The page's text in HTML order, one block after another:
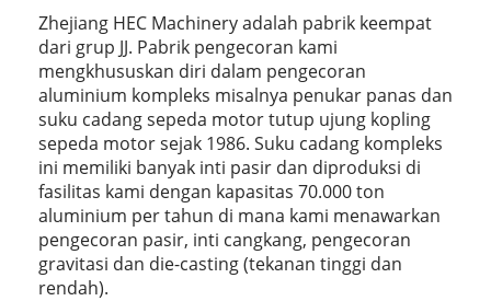
Zhejiang HEC Machinery adalah pabrik keempat
dari grup JJ. Pabrik pengecoran kami
mengkhususkan diri dalam pengecoran
aluminium kompleks misalnya penukar panas dan
suku cadang sepeda motor tutup ujung kopling
sepeda motor sejak 1986. Suku cadang kompleks
ini memiliki banyak inti pasir dan diproduksi di
fasilitas kami dengan kapasitas 70.000 ton
aluminium per tahun di mana kami menawarkan
pengecoran pasir, inti cangkang, pengecoran
gravitasi dan die-casting (tekanan tinggi dan
rendah).